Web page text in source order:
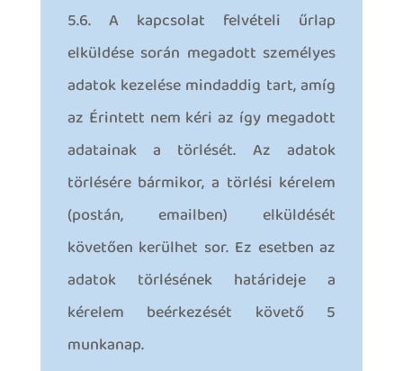
5.6. A kapcsolat felvételi űrlap
elküldése során megadott személyes
adatok kezelése mindaddig tart, amíg
az Érintett nem kéri az így megadott
adatainak a törlését. Az adatok
törlésére bármikor, a törlési kérelem
(postán, emailben) elküldését
követően kerülhet sor. Ez esetben az
adatok törlésének határideje a
kérelem beérkezését követő 5
munkanap.